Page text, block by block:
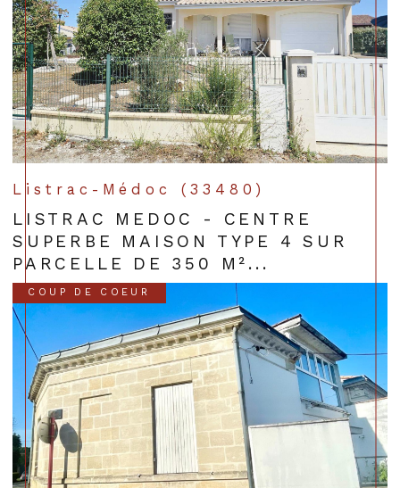
Listrac-Médoc (33480)
LISTRAC MEDOC - CENTRE
SUPERBE MAISON TYPE 4 SUR
PARCELLE DE 350 M²...
COUP DE COEUR